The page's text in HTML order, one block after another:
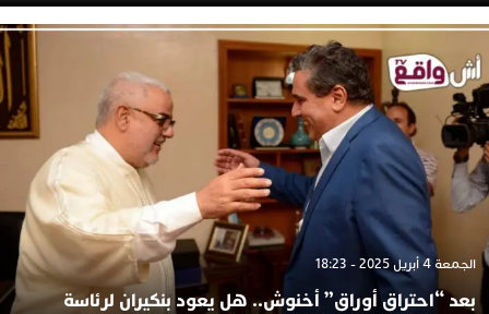
الجمعة 4 أبريل 2025 - 18:23
بعد “احتراق أوراق” أخنوش.. هل يعود بنكيران لرئاسة